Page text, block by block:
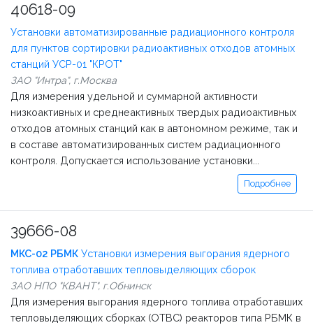
40618-09
Установки автоматизированные радиационного контроля
для пунктов сортировки радиоактивных отходов атомных
станций УСР-01 "КРОТ"
ЗАО "Интра", г.Москва
Для измерения удельной и суммарной активности
низкоактивных и среднеактивных твердых радиоактивных
отходов атомных станций как в автономном режиме, так и
в составе автоматизированных систем радиационного
контроля. Допускается использование установки...
Подробнее
39666-08
МКС-02 РБМК Установки измерения выгорания ядерного
топлива отработавших тепловыделяющих сборок
ЗАО НПО "КВАНТ", г.Обнинск
Для измерения выгорания ядерного топлива отработавших
тепловыделяющих сборках (ОТВС) реакторов типа РБМК в